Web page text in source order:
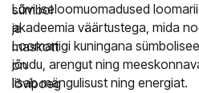
sümbol
ja
maskott
on
lõvipoeg
Lõvi iseloomuomadused
akadeemia väärtustega, mida
Loomariigi kuningana
jõudu, arengut ning
lisab mängulisust ning energiat.